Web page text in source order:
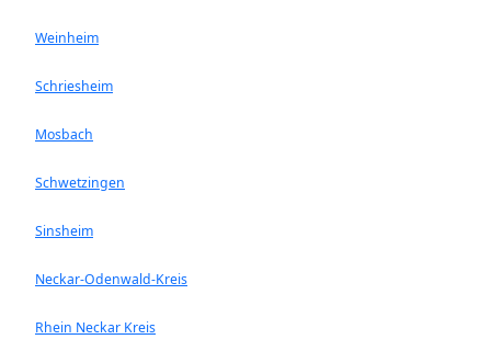
Weinheim
Schriesheim
Mosbach
Schwetzingen
Sinsheim
Neckar-Odenwald-Kreis
Rhein Neckar Kreis